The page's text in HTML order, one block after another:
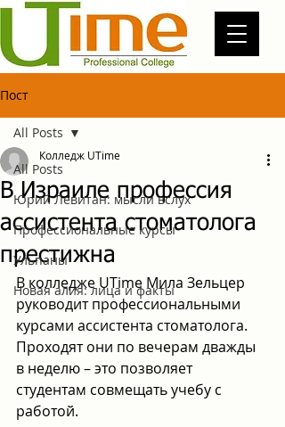
Пост
All Posts
Юрий Левитан: мысли вслух
Профессиональные курсы
Ульпаны
Новая алия: лица и факты
All Posts
В Израиле профессия
ассистента стоматолога
престижна
Колледж UTime
В колледже UTime Мила Зельцер
руководит профессиональными
курсами ассистента стоматолога.
Проходят они по вечерам дважды
в неделю – это позволяет
студентам совмещать учебу с
работой.